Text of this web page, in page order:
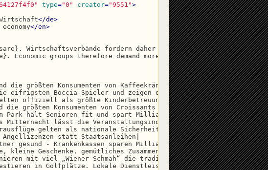
type="0" creator="9551">
</de>
</en>
Wirtschaftsverbände fordern daher mehr Rentnerrechte.</de>
Economic groups therefore demand more pensioner rights.</en>
die größten Konsumenten von Kaffeekränzchen und Strickwaren|
eifrigsten Boccia-Spieler und zeigen der Jugend, wo's lang geht.
offiziell als größte Kinderbetreuungs-Industrie|
die größten Konsumenten von Croissants und Pastis-Schnaps in
Park hält Senioren fit und spart Milliarden Gesundheitskosten|
Mitternacht lässt die Veranstaltungsindustrie boomen, und die
gelten als nationale Sicherheitstrainingseinheit|
statt Staatsanleihen|
gesund - Krankenkassen sparen Milliarden|
kleine Geschenke, gemütliches Zusammensein - Hygge-Rentner
mit viel „Wiener Schmäh“ die traditionellen Kaffeehäuser
in Golfplätze. Lokale Dienstleistungen, Gastronomie und